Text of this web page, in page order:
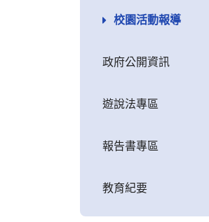
校園活動報導
政府公開資訊
遊說法專區
報告書專區
教育紀要